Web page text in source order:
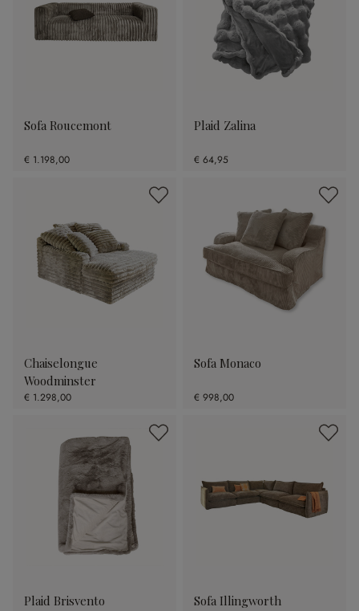
Sofa Roucemont
€ 1.198,00
Plaid Zalina
€ 64,95
Chaiselongue
Woodminster
€ 1.298,00
Sofa Monaco
€ 998,00
Plaid Brisvento Sofa Illingworth